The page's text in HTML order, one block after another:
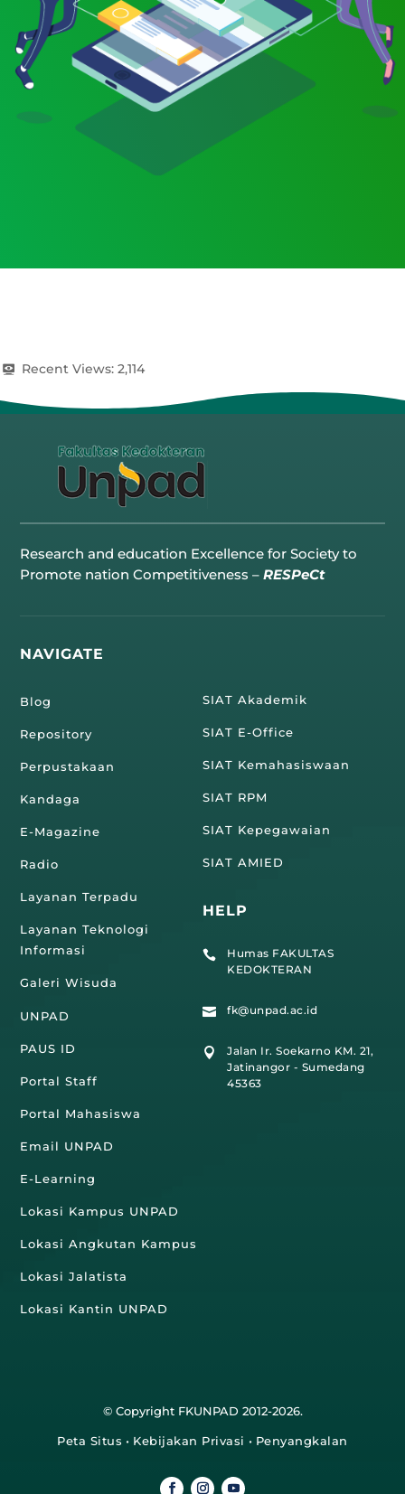
Recent Views: 2,114
Research and education Excellence for Society to
Promote nation Competitiveness –RESPeCt
NAVIGATE
Blog
Repository
Perpustakaan
Kandaga
E-Magazine
Radio
Layanan Terpadu
Layanan Teknologi
Informasi
Galeri Wisuda
UNPAD
PAUS ID
Portal Staff
Portal Mahasiswa
Email UNPAD
E-Learning
Lokasi Kampus UNPAD
Lokasi Angkutan Kampus
Lokasi Jalatista
Lokasi Kantin UNPAD
SIAT Akademik
SIAT E-Office
SIAT Kemahasiswaan
SIAT RPM
SIAT Kepegawaian
SIAT AMIED
HELP

Humas FAKULTAS
KEDOKTERAN
 fk@unpad.ac.id

Jalan Ir. Soekarno KM. 21,
Jatinangor - Sumedang
45363
© Copyright FKUNPAD 2012-2026.
Peta Situs • Kebijakan Privasi • Penyangkalan